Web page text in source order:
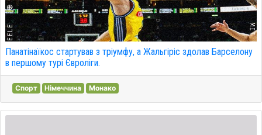
Панатінаїкос стартував з тріумфу, а Жальгіріс здолав Барселону
в першому турі Євроліги.
Спорт Німеччина Монако